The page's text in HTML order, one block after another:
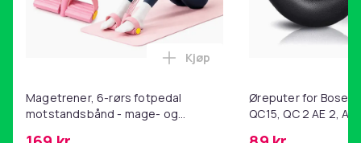
6d692c40-c352-5928-aaa8-37378ebc4e39
Produktsikkerhetsinformasjon
Magetrener, 6-rørs fotpedal
motstandsbånd - mage- og
Legg Magetrener, 6-rørs
Kjøp
Øreputer for Bose
QC15, QC 2 AE 2, AE